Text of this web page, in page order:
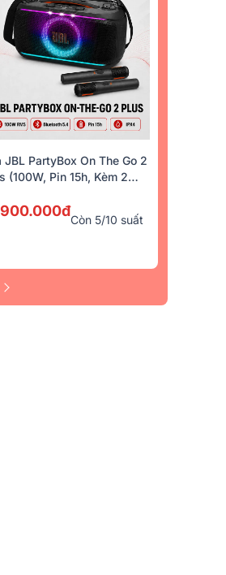
BIK BBK-W25A
-25%
Micro Không
4.890.000đ
7.500.000đ
JBL PartyBox On The Go 2
(100W, Pin 15h, Kèm 2
Còn 5/10 suất